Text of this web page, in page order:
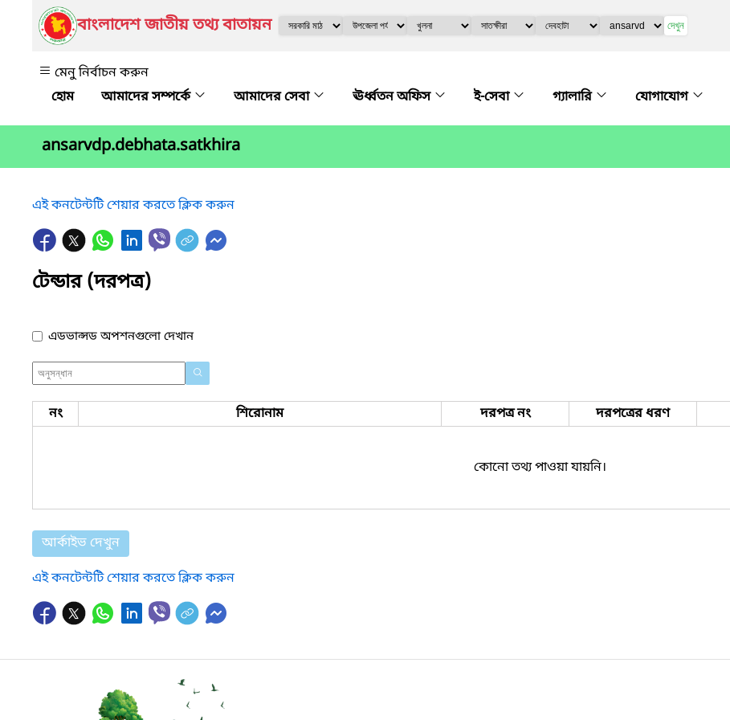
বাংলাদেশ জাতীয় তথ্য বাতায়ন দেখুন
মেনু নির্বাচন করুন
আমাদের সম্পর্কে
আমাদের সেবা ঊর্ধ্বতন অফিস ই-সেবা গ্যালারি যোগাযোগ
ansarvdp.debhata.satkhira
এই কনটেন্টটি শেয়ার করতে ক্লিক করুন
টেন্ডার (দরপত্র)
এডভান্সড অপশনগুলো দেখান
নং শিরোনাম দরপত্র নং দরপত্রের ধরণ
কোনো তথ্য পাওয়া যায়নি।
আর্কাইভ দেখুন
এই কনটেন্টটি শেয়ার করতে ক্লিক করুন